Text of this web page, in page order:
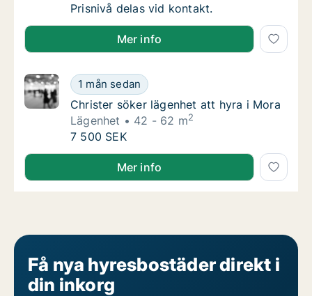
Jag söker lägenhet eller hus att hyra i Mora
Prisnivå delas vid kontakt.
Jag söker lägenhet eller hus att hyra i Mora
Mer info
Christer söker lägenhet att hyra i Mora
1 mån sedan
Christer söker lägenhet att hyra i Mora
Christer söker lägenhet att hyra i Mora
Lägenhet
42 - 62 m2
Christer söker lägenhet att hyra i Mora
7 500 SEK
Christer söker lägenhet att hyra i Mora
Mer info
Få nya hyresbostäder direkt i
din inkorg